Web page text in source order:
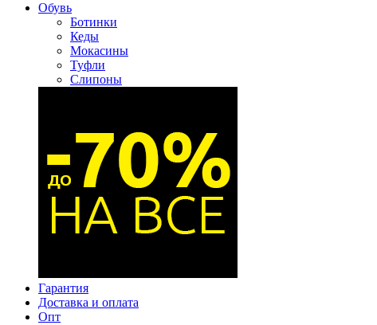
Обувь
Ботинки
Кеды
Мокасины
Туфли
Слипоны
Гарантия
Доставка и оплата
Опт